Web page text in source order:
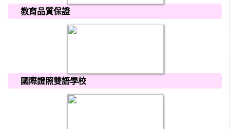
教育品質保證
國際證照雙語學校